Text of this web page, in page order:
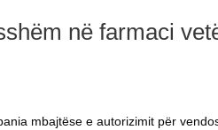
në farmaci
mbajtëse e autorizimit për